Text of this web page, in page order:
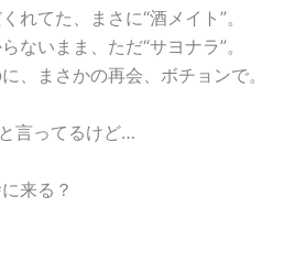
れてた、まさに“酒メイト”。
ないまま、ただ“サヨナラ”。
、まさかの再会、ボチョンで。
言ってるけど…
来る？